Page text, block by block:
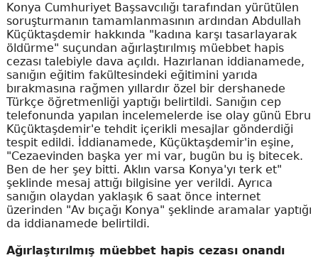
Konya Cumhuriyet Başsavcılığı tarafından yürütülen
soruşturmanın tamamlanmasının ardından Abdullah
Küçüktaşdemir hakkında "kadına karşı tasarlayarak
öldürme" suçundan ağırlaştırılmış müebbet hapis
cezası talebiyle dava açıldı. Hazırlanan iddianamede,
sanığın eğitim fakültesindeki eğitimini yarıda
bırakmasına rağmen yıllardır özel bir dershanede
Türkçe öğretmenliği yaptığı belirtildi. Sanığın cep
telefonunda yapılan incelemelerde ise olay günü Ebru
Küçüktaşdemir'e tehdit içerikli mesajlar gönderdiği
tespit edildi. İddianamede, Küçüktaşdemir'in eşine,
"Cezaevinden başka yer mi var, bugün bu iş bitecek.
Ben de her şey bitti. Aklın varsa Konya'yı terk et"
şeklinde mesaj attığı bilgisine yer verildi. Ayrıca
sanığın olaydan yaklaşık 6 saat önce internet
üzerinden "Av bıçağı Konya" şeklinde aramalar yaptığı
da iddianamede belirtildi.
Ağırlaştırılmış müebbet hapis cezası onandı